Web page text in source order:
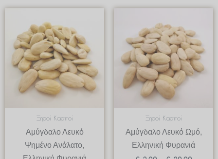
Ξηροί Καρποί
Αμύγδαλο Λευκό
Ψημένο Ανάλατο,
through
€ 29.90
Ξηροί Καρποί
Αμύγδαλο Λευκό Ωμό,
Ελληνική Φυρανιά
€ 2.99
through
€ 29.90